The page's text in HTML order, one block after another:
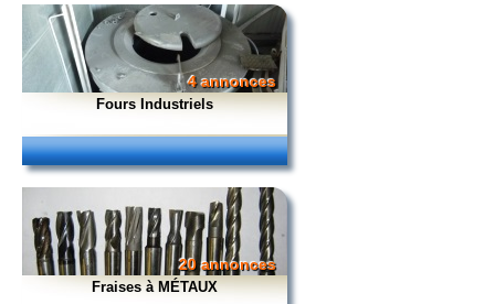
4 annonces
Fours Industriels
20 annonces
Fraises à MÉTAUX